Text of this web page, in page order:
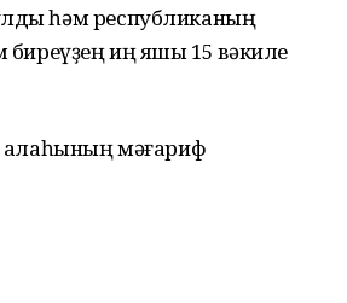
һәм республиканың
биреүҙең иң яҡшы 15 вәкиле
мәғариф